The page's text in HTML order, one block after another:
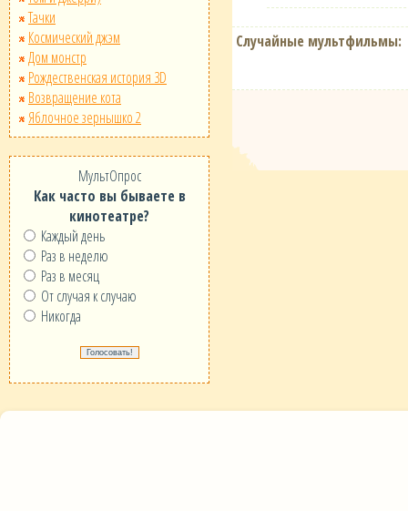
Тачки
Космический джэм
Дом монстр
Рождественская история 3D
Возвращение кота
Яблочное зернышко 2
МультОпрос
Как часто вы бываете в
кинотеатре?
Каждый день
Раз в неделю
Раз в месяц
От случая к случаю
Никогда
Случайные мультфильмы: